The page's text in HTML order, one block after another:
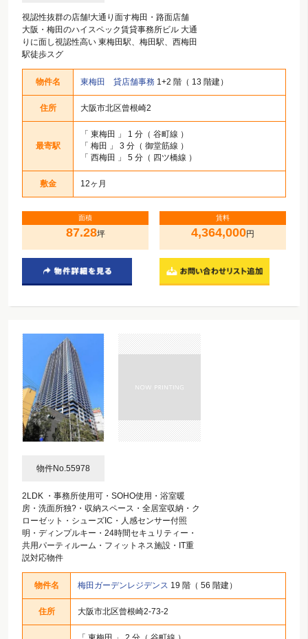
視認性抜群の店舗!大通り面す梅田・路面店舗
大阪・梅田のハイスペック賃貸事務所ビル 大通
りに面し視認性高い 東梅田駅、梅田駅、西梅田
駅徒歩スグ
物件名 東梅田 貸店舗事務 1+2 階（ 13 階建）
住所 大阪市北区曾根崎2
最寄駅
「 東梅田
」 1 分（ 谷町線 ）
「 梅田
」 3 分（ 御堂筋線 ）
「 西梅田 」 5 分（ 四ツ橋線 ）
敷金 12ヶ月
面積
87.28坪
賃料
4,364,000円
物件No.55978
2LDK ・事務所使用可・SOHO使用・浴室暖
房・洗面所独?・収納スペース・全居室収納・ク
ローゼット・シューズIC・人感センサー付照
明・ディンプルキー・24時間セキュリティー・
共用パーティルーム・フィットネス施設・IT重
説対応物件
物件名 梅田ガーデンレジデンス 19 階（ 56 階建）
住所 大阪市北区曾根崎2-73-2